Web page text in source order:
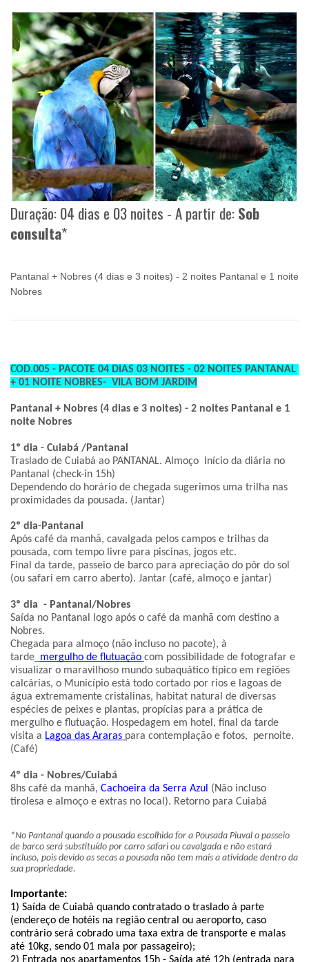
Duração: 04 dias e 03 noites - A partir de:Sob
consulta*
Pantanal + Nobres (4 dias e 3 noites) - 2 noites Pantanal e 1 noite
Nobres
COD.005 - PACOTE 04 DIAS 03 NOITES - 02 NOITES PANTANAL
+ 01 NOITE NOBRES-  VILA BOM JARDIM
Pantanal + Nobres (4 dias e 3 noites) - 2 noites Pantanal e 1
noite Nobres
1º dia - Cuiabá /Pantanal
Traslado de Cuiabá ao PANTANAL. Almoço  Início da diária no
Pantanal (check-in 15h)
Dependendo do horário de chegada sugerimos uma trilha nas
proximidades da pousada. (Jantar)
2º dia-Pantanal
Após café da manhã, cavalgada pelos campos e trilhas da
pousada, com tempo livre para piscinas, jogos etc.
Final da tarde, passeio de barco para apreciação do pôr do sol
(ou safari em carro aberto). Jantar (café, almoço e jantar)
3º dia  - Pantanal/Nobres
Saída no Pantanal logo após o café da manhã com destino a
Nobres.
Chegada para almoço (não incluso no pacote), à
tarde mergulho de flutuação com possibilidade de fotografar e
visualizar o maravilhoso mundo subaquático típico em regiões
calcárias, o Município está todo cortado por rios e lagoas de
água extremamente cristalinas, habitat natural de diversas
espécies de peixes e plantas, propícias para a prática de
mergulho e flutuação. Hospedagem em hotel, final da tarde
visita a Lagoa das Araras para contemplação e fotos,  pernoite.
(Café)
4º dia - Nobres/Cuiabá
8hs café da manhã, Cachoeira da Serra Azul (Não incluso
tirolesa e almoço e extras no local). Retorno para Cuiabá
*No Pantanal quando a pousada escolhida for a Pousada Piuval o passeio
de barco será substituído por carro safari ou cavalgada e não estará
incluso, pois devido as secas a pousada não tem mais a atividade dentro da
sua propriedade.
Importante:
1) Saída de Cuiabá quando contratado o traslado à parte
(endereço de hotéis na região central ou aeroporto, caso
contrário será cobrado uma taxa extra de transporte e malas
até 10kg, sendo 01 mala por passageiro);